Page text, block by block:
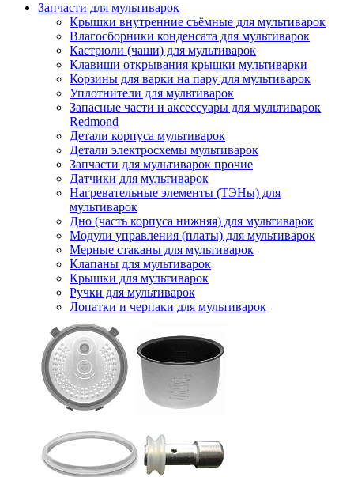
Запчасти для мультиварок
Крышки внутренние съёмные для мультиварок
Влагосборники конденсата для мультиварок
Кастрюли (чаши) для мультиварок
Клавиши открывания крышки мультиварки
Корзины для варки на пару для мультиварок
Уплотнители для мультиварок
Запасные части и аксессуары для мультиварок
Redmond
Детали корпуса мультиварок
Детали электросхемы мультиварок
Запчасти для мультиварок прочие
Датчики для мультиварок
Нагревательные элементы (ТЭНы) для
мультиварок
Дно (часть корпуса нижняя) для мультиварок
Модули управления (платы) для мультиварок
Мерные стаканы для мультиварок
Клапаны для мультиварок
Крышки для мультиварок
Ручки для мультиварок
Лопатки и черпаки для мультиварок